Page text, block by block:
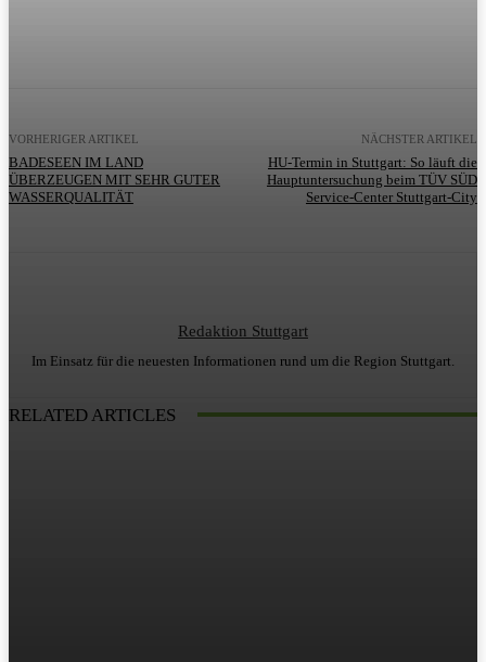
VORHERIGER ARTIKEL
BADESEEN IM LAND
ÜBERZEUGEN MIT SEHR GUTER
WASSERQUALITÄT
NÄCHSTER ARTIKEL
HU-Termin in Stuttgart: So läuft die
Hauptuntersuchung beim TÜV SÜD
Service-Center Stuttgart-City
Redaktion Stuttgart
Im Einsatz für die neuesten Informationen rund um die Region Stuttgart.
RELATED ARTICLES